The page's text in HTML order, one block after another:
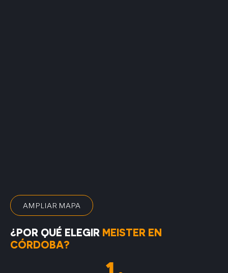
AMPLIAR MAPA
¿POR QUÉ ELEGIR MEISTER EN
CÓRDOBA?